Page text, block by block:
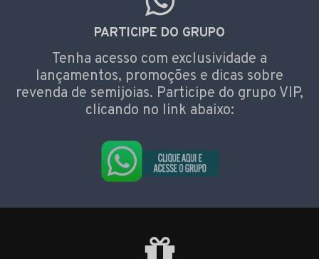
PARTICIPE DO GRUPO
Tenha acesso com exclusividade a
lançamentos, promoções e dicas sobre
revenda de semijoias. Participe do grupo VIP,
clicando no link abaixo: